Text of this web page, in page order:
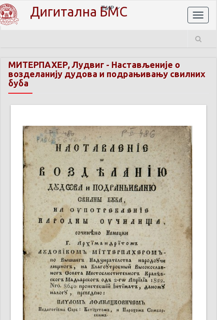
Дигитална БМС
ЋИР
МИТЕРПАХЕР, Лудвиг - Настављеније о
возделанију дудова и подрањивању свилних
буба